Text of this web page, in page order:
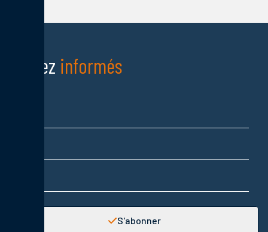
Restez informés
S'abonner